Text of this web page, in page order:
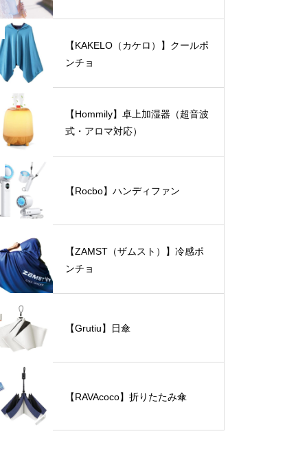
【KAKELO（カケロ）】クールポ
ンチョ
【Hommily】卓上加湿器（超音波
式・アロマ対応）
【Rocbo】ハンディファン
【ZAMST（ザムスト）】冷感ポ
ンチョ
【Grutiu】日傘
【RAVAcoco】折りたたみ傘